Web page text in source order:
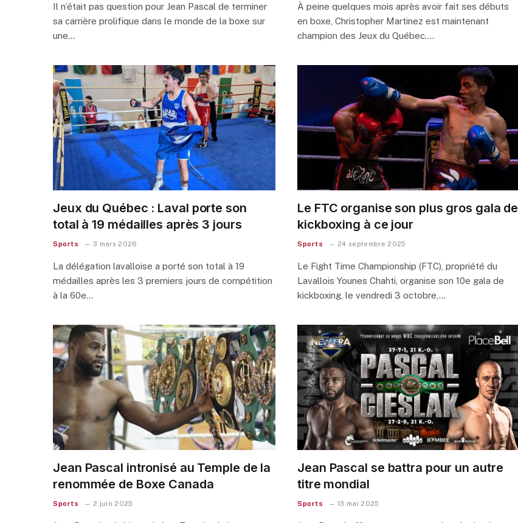
Il n’était pas question pour Jean Pascal de terminer
sa carrière prolifique dans le monde de la boxe sur
une…
À peine quelques mois après avoir fait ses débuts
en boxe, Christopher Martinez est maintenant
champion des Jeux du Québec.…
Jeux du Québec : Laval porte son
total à 19 médailles après 3 jours
Sports 3 mars 2026
La délégation lavalloise a porté son total à 19
médailles après les 3 premiers jours de compétition
à la 60e…
Le FTC organise son plus gros gala de
kickboxing à ce jour
Sports 24 septembre 2025
Le Fight Time Championship (FTC), propriété du
Lavallois Younes Chahti, organise son 10e gala de
kickboxing, le vendredi 3 octobre,…
Jean Pascal intronisé au Temple de la
renommée de Boxe Canada
Sports 2 juin 2025
Jean Pascal se battra pour un autre
titre mondial
Sports 13 mai 2025